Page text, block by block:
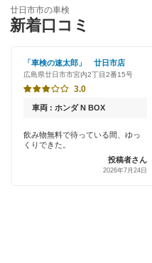
大竹市
尾道市
呉市
庄原市
特典あり
クレジットカードOK
土日祝OK
代車あり
チャレンジ車検
出光リテール車検
車検のコバック
閉
廿日市市の車検
新着口コミ
「車検の速太郎」 廿日市店
広島県廿日市市宮内2丁目2番15号
3.0
車両 : ホンダ N BOX
飲み物無料で待っている間、ゆっ
くりできた。
投稿者さん
2026年7月24日